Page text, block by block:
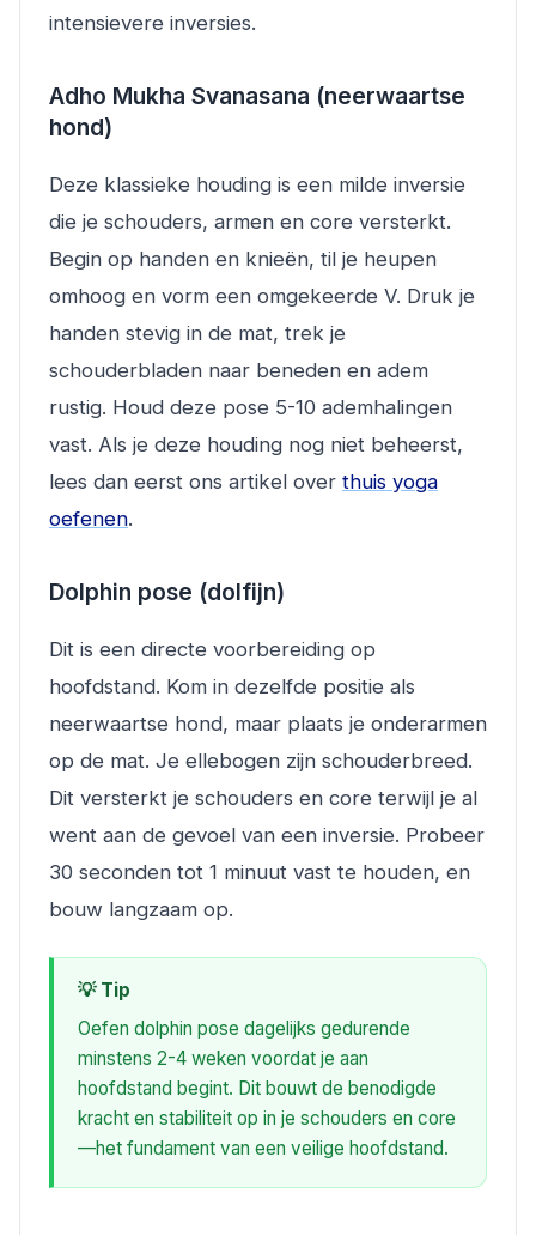
intensievere inversies.
Adho Mukha Svanasana (neerwaartse
hond)
Deze klassieke houding is een milde inversie
die je schouders, armen en core versterkt.
Begin op handen en knieën, til je heupen
omhoog en vorm een omgekeerde V. Druk je
handen stevig in de mat, trek je
schouderbladen naar beneden en adem
rustig. Houd deze pose 5-10 ademhalingen
vast. Als je deze houding nog niet beheerst,
lees dan eerst ons artikel over thuis yoga
oefenen.
Dolphin pose (dolfijn)
Dit is een directe voorbereiding op
hoofdstand. Kom in dezelfde positie als
neerwaartse hond, maar plaats je onderarmen
op de mat. Je ellebogen zijn schouderbreed.
Dit versterkt je schouders en core terwijl je al
went aan de gevoel van een inversie. Probeer
30 seconden tot 1 minuut vast te houden, en
bouw langzaam op.
💡 Tip
Oefen dolphin pose dagelijks gedurende
minstens 2-4 weken voordat je aan
hoofdstand begint. Dit bouwt de benodigde
kracht en stabiliteit op in je schouders en core
—het fundament van een veilige hoofdstand.